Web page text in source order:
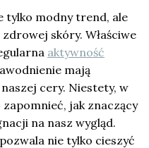
tylko modny trend, ale
skóry. Właściwe
aktywność
mają
naszej cery. Niestety, w
jak znaczący
na nasz wygląd.
nie tylko cieszyć